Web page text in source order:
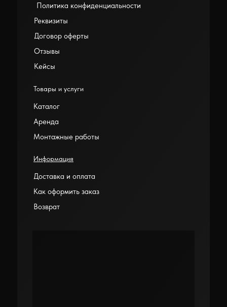
Товары и услуги
Каталог
Аренда
Монтажные работы
Информация
Доставка и оплата
Как оформить заказ
Возврат
Договор оферты
Реквизиты
Кейсы
Отзывы
Политика конфиденциальности